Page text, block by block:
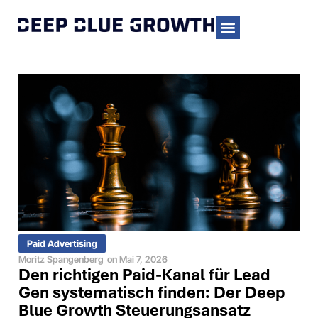
Paid Advertising
Moritz Spangenberg onMai 7, 2026
Den richtigen Paid-Kanal für Lead
Gen systematisch finden: Der Deep
Blue Growth Steuerungsansatz